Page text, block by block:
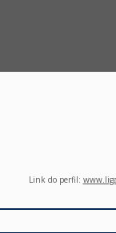
Link do perfil: